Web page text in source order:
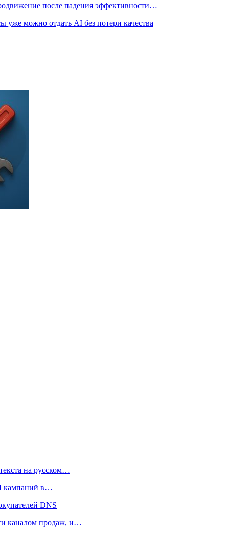
после падения эффективности…
уже можно отдать AI без потери качества
на русском…
кампаний в…
DNS
каналом продаж, и…